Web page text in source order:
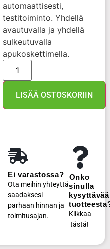
automaattisesti,
testitoiminto. Yhdellä
avautuvalla ja yhdellä
sulkeutuvalla
apukoskettimella.
LISÄÄ OSTOSKORIIN
Ei varastossa?
Ota meihin yhteyttä
saadaksesi
parhaan hinnan ja
toimitusajan.
Onko
sinulla
kysyttävää
Klikkaa
tästä!